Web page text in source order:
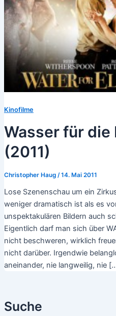
Suche
Kinofilme
Wasser für die
(2011)
Christopher Haug /14. Mai 2011
Lose Szenenschau um ein
weniger dramatisch ist als es
unspektakulären Bildern auch
Eigentlich darf man sich über
nicht beschweren, wirklich
nicht darüber. Irgendwie
aneinander, nie langweilig, nie